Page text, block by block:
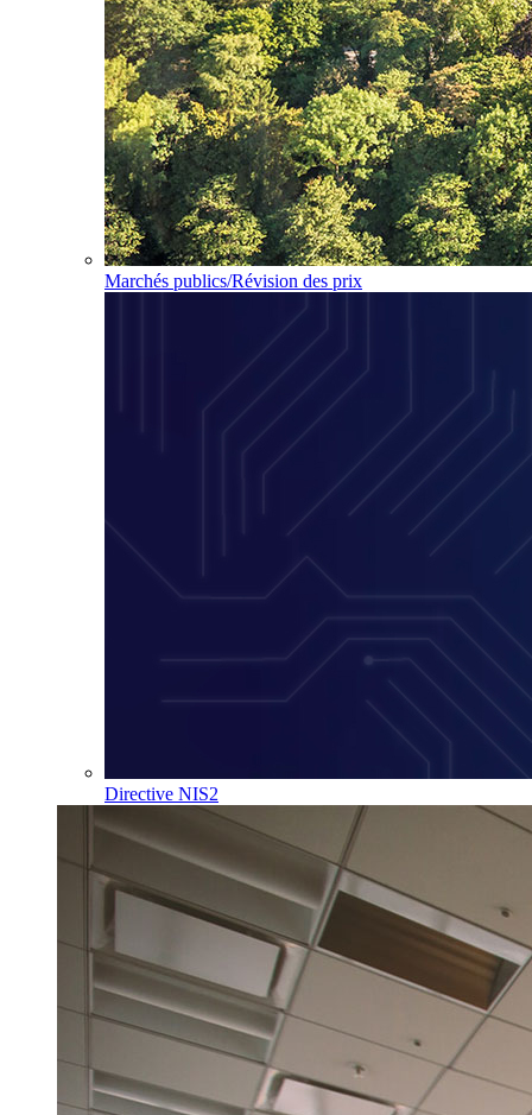
Marchés publics/Révision des prix
Directive NIS2